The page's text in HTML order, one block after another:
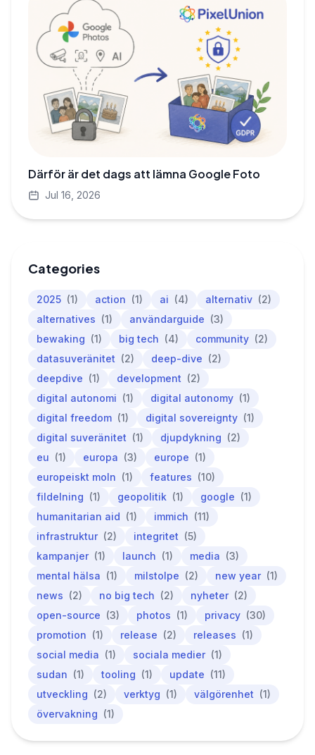
Därför är det dags att lämna Google Foto
Jul 16, 2026
Categories
2025 (1) action (1) ai (4) alternativ (2)
alternatives (1) användarguide (3)
bewaking (1) big tech (4) community (2)
datasuveränitet (2) deep-dive (2)
deepdive (1) development (2)
digital autonomi (1) digital autonomy (1)
digital freedom (1) digital sovereignty (1)
digital suveränitet (1) djupdykning (2)
eu (1) europa (3) europe (1)
europeiskt moln (1) features (10)
fildelning (1) geopolitik (1) google (1)
humanitarian aid
(1) immich (11)
infrastruktur (2) integritet (5)
kampanjer (1) launch (1) media (3)
mental hälsa (1) milstolpe (2) new year (1)
news (2) no big tech (2) nyheter (2)
open-source (3) photos (1) privacy (30)
promotion (1) release (2) releases (1)
social media (1) sociala medier (1)
sudan (1) tooling (1) update (11)
utveckling (2) verktyg (1) välgörenhet (1)
övervakning (1)